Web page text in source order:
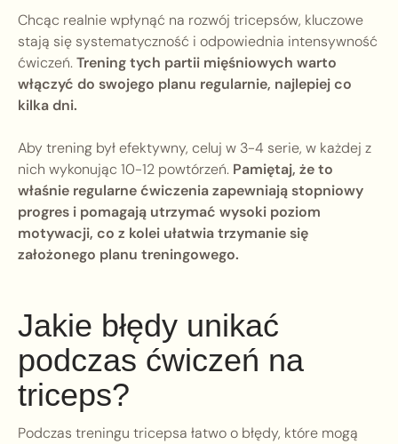
Chcąc realnie wpłynąć na rozwój tricepsów, kluczowe
stają się systematyczność i odpowiednia intensywność
ćwiczeń.Trening tych partii mięśniowych warto
włączyć do swojego planu regularnie, najlepiej co
kilka dni.
Aby trening był efektywny, celuj w 3-4 serie, w każdej z
nich wykonując 10-12 powtórzeń. Pamiętaj, że to
właśnie regularne ćwiczenia zapewniają stopniowy
progres i pomagają utrzymać wysoki poziom
motywacji, co z kolei ułatwia trzymanie się
założonego planu treningowego.
Jakie błędy unikać
podczas ćwiczeń na
triceps?
Podczas treningu tricepsa łatwo o błędy, które mogą